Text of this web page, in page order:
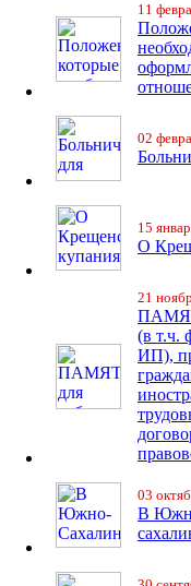
11
02
15
О
21
(в т.ч.
ИП),
03
В